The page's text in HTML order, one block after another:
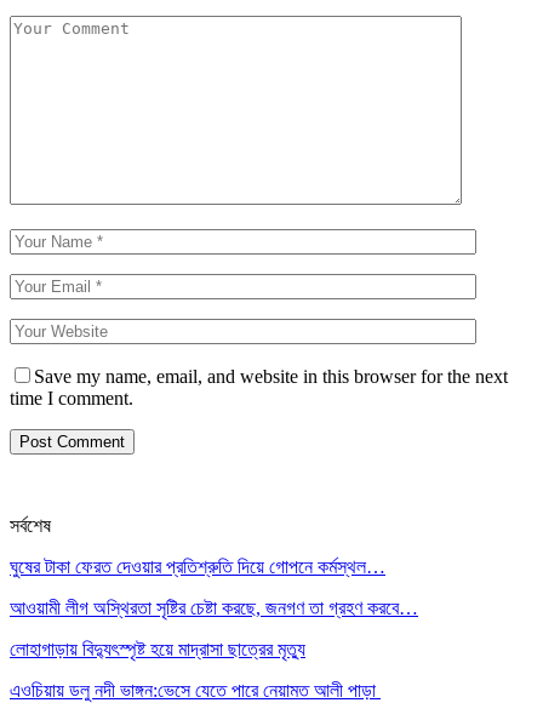
Save my name, email, and website in this browser for the next
time I comment.
সর্বশেষ
ঘুষের টাকা ফেরত দেওয়ার প্রতিশ্রুতি দিয়ে গোপনে কর্মস্থল…
আওয়ামী লীগ অস্থিরতা সৃষ্টির চেষ্টা করছে, জনগণ তা গ্রহণ করবে…
লোহাগাড়ায় বিদ্যুৎস্পৃষ্ট হয়ে মাদ্রাসা ছাত্রের মৃত্যু
এওচিয়ায় ডলু নদী ভাঙ্গন:ভেসে যেতে পারে নেয়ামত আলী পাড়া